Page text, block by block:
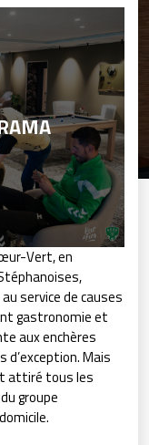
Vert, en
service de causes
gastronomie et
aux enchères
Mais
attiré tous les
groupe